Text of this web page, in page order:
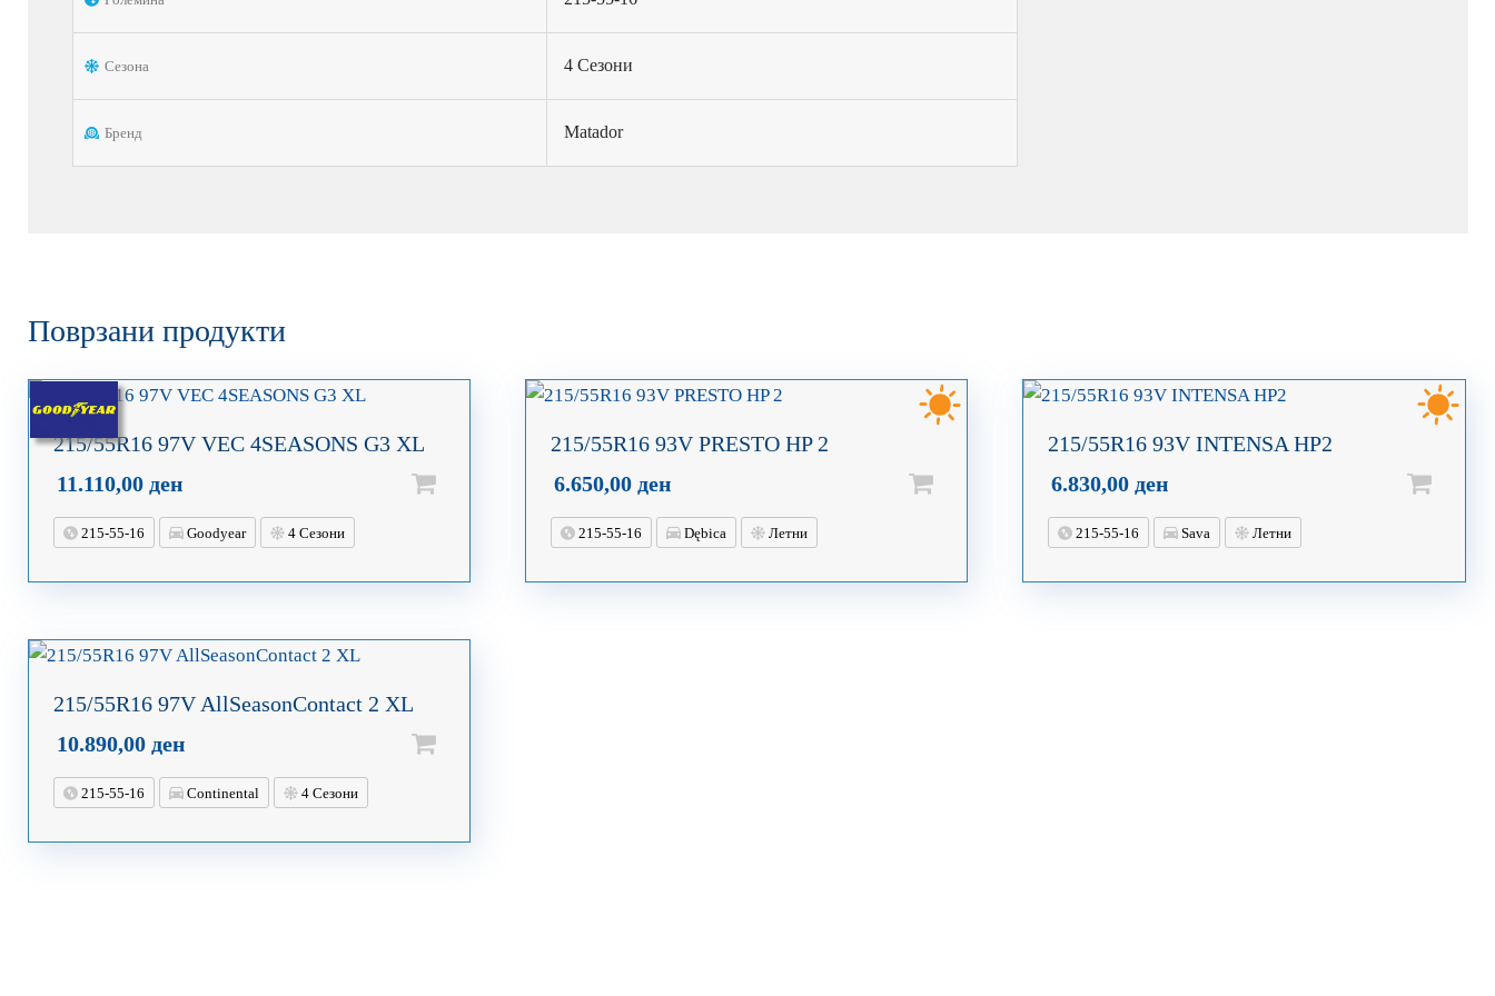
Сезона 4 Сезони
Бренд Matador
Поврзани продукти
215/55R16 97V VEC 4SEASONS G3 XL
11.110,00 ден
215-55-16 Goodyear 4 Сезони
215/55R16 93V PRESTO HP 2
6.650,00 ден
215-55-16 Dębica Летни
215/55R16 93V INTENSA HP2
6.830,00 ден
215-55-16 Sava Летни
215/55R16 97V AllSeasonContact 2 XL
10.890,00 ден
215-55-16 Continental 4 Сезони